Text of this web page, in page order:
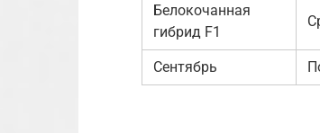
Белокочанная
гибрид F1
Сентябрь